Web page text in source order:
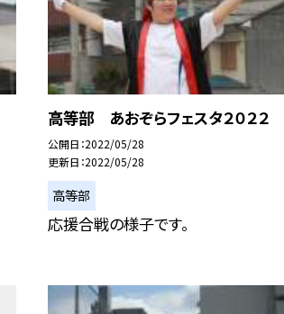
高等部 あおぞらフェスタ２０２２
公開日 2022/05/28
更新日 2022/05/28
高等部
応援合戦の様子です。